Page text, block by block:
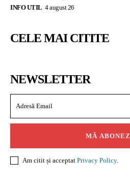
INFO UTIL 4 august 26
CELE MAI CITITE
NEWSLETTER
MĂ ABONEZ
Am citit și acceptat Privacy Policy.